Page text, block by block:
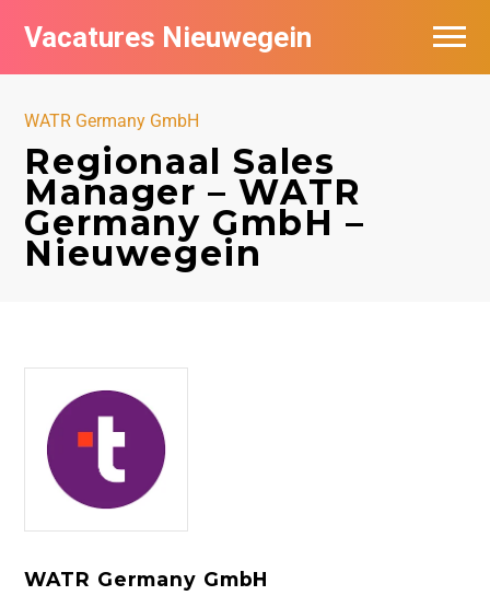
Vacatures Nieuwegein
WATR Germany GmbH
Regionaal Sales
Manager – WATR
Germany GmbH –
Nieuwegein
WATR Germany GmbH
Vacatures per bedrijf in Nieuwegein